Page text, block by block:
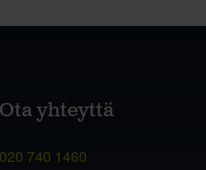
Ota yhteyttä
020 740 1460